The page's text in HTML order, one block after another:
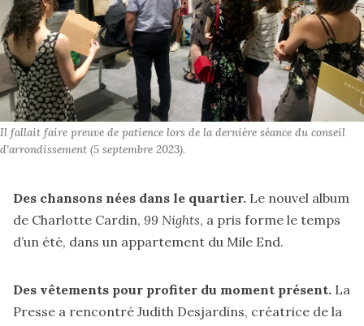
Il fallait faire preuve de patience lors de la dernière séance du conseil
d’arrondissement (5 septembre 2023).
Des chansons nées dans le quartier. Le nouvel album
de Charlotte Cardin, 99 Nights, a pris forme le temps
d’un été, dans un appartement du Mile End.
Des vêtements pour profiter du moment présent. La
Presse a rencontré Judith Desjardins, créatrice de la